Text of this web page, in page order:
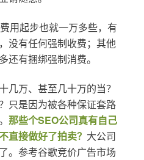
用起步也就一万多些，有
没有任何强制收费；其他
还有捆绑强制消费。
几万、甚至几十万的当？
只是因为被各种保证套路
那些个SEO公司真有自己
直接做好了拍卖？ 大公司
。参考谷歌竞价广告市场